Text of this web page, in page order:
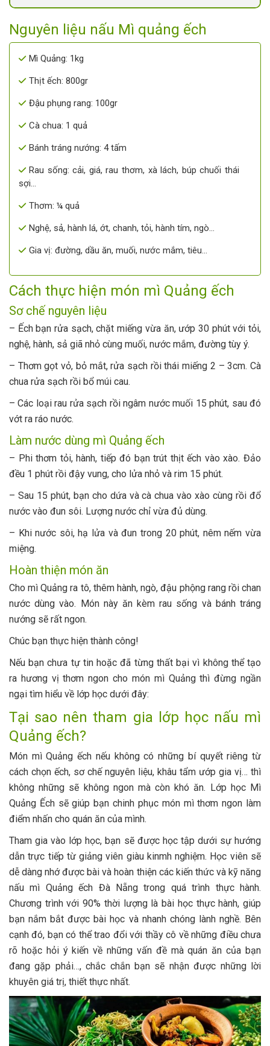
Nguyên liệu nấu Mì quảng ếch
Mì Quảng: 1kg
Thịt ếch: 800gr
Đậu phụng rang: 100gr
Cà chua: 1 quả
Bánh tráng nướng: 4 tấm
Rau sống: cải, giá, rau thơm, xà lách, búp chuối thái
sợi…
Thơm: ¼ quả
Nghệ, sả, hành lá, ớt, chanh, tỏi, hành tím, ngò…
Gia vị: đường, dầu ăn, muối, nước mắm, tiêu…
Cách thực hiện món mì Quảng ếch
Sơ chế nguyên liệu
– Ếch bạn rửa sạch, chặt miếng vừa ăn, ướp 30 phút với tỏi,
nghệ, hành, sả giã nhỏ cùng muối, nước mắm, đường tùy ý.
– Thơm gọt vỏ, bỏ mắt, rửa sạch rồi thái miếng 2 – 3cm. Cà
chua rửa sạch rồi bổ múi cau.
– Các loại rau rửa sạch rồi ngâm nước muối 15 phút, sau đó
vớt ra ráo nước.
Làm nước dùng mì Quảng ếch
– Phi thơm tỏi, hành, tiếp đó bạn trút thịt ếch vào xào. Đảo
đều 1 phút rồi đậy vung, cho lửa nhỏ và rim 15 phút.
– Sau 15 phút, bạn cho dứa và cà chua vào xào cùng rồi đổ
nước vào đun sôi. Lượng nước chỉ vừa đủ dùng.
– Khi nước sôi, hạ lửa và đun trong 20 phút, nêm nếm vừa
miệng.
Hoàn thiện món ăn
Cho mì Quảng ra tô, thêm hành, ngò, đậu phộng rang rồi chan
nước dùng vào. Món này ăn kèm rau sống và bánh tráng
nướng sẽ rất ngon.
Chúc bạn thực hiện thành công!
Nếu bạn chưa tự tin hoặc đã từng thất bại vì không thể tạo
ra hương vị thơm ngon cho món mì Quảng thì đừng ngần
ngại tìm hiểu về lớp học dưới đây:
Tại sao nên tham gia lớp học nấu mì
Quảng ếch?
Món mì Quảng ếch nếu không có những bí quyết riêng từ
cách chọn ếch, sơ chế nguyên liệu, khâu tẩm ướp gia vị… thì
không những sẽ không ngon mà còn khó ăn. Lớp học Mì
Quảng Ếch sẽ giúp bạn chinh phục món mì thơm ngon làm
điểm nhấn cho quán ăn của mình.
Tham gia vào lớp học, bạn sẽ được học tập dưới sự hướng
dẫn trực tiếp từ giảng viên giàu kinmh nghiệm. Học viên sẽ
dễ dàng nhớ được bài và hoàn thiện các kiến thức và kỹ năng
nấu mì Quảng ếch Đà Nẵng trong quá trình thực hành.
Chương trình với 90% thời lượng là bài học thực hành, giúp
bạn nắm bắt được bài học và nhanh chóng lành nghề. Bên
cạnh đó, bạn có thể trao đổi với thầy cô về những điều chưa
rõ hoặc hỏi ý kiến về những vấn đề mà quán ăn của bạn
đang gặp phải…, chắc chắn bạn sẽ nhận được những lời
khuyên giá trị, thiết thực nhất.